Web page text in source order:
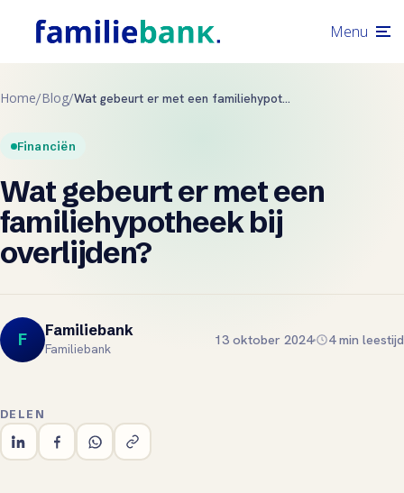
Menu
Home/Blog/ Wat gebeurt er met een familiehypotheek bij overlijden?
Financiën
Wat gebeurt er met een
familiehypotheek bij
overlijden?
F
Familiebank
Familiebank
13 oktober 2024 4 min leestijd
DELEN